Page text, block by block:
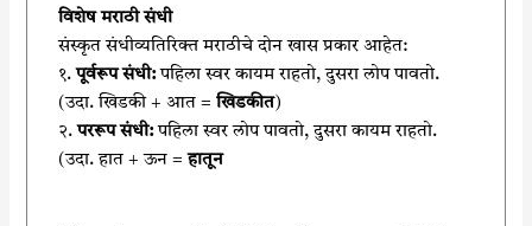
विशेष मराठी संधी
संस्कृत संधीव्यतिरिक्त मराठीचे दोन खास प्रकार आहेत:
१.पूर्वरूप संधी:पहिला स्वर कायम राहतो, दुसरा लोप पावतो.
(उदा. खिडकी + आत =खिडकीत)
२.पररूप संधी:पहिला स्वर लोप पावतो, दुसरा कायम राहतो.
(उदा. हात + ऊन =हातून